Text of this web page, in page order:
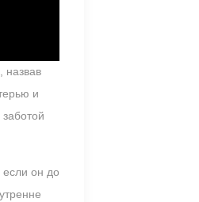
назвав
и
он до